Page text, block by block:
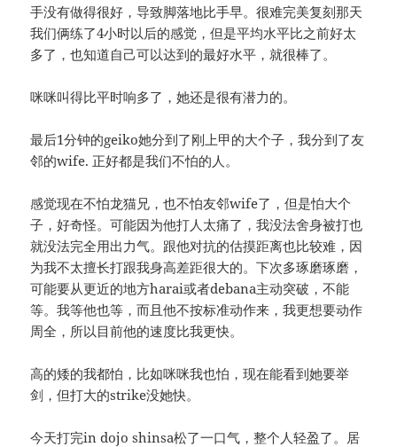
手没有做得很好，导致脚落地比手早。很难完美复刻那天
我们俩练了4小时以后的感觉，但是平均水平比之前好太
多了，也知道自己可以达到的最好水平，就很棒了。
咪咪叫得比平时响多了，她还是很有潜力的。
最后1分钟的geiko她分到了刚上甲的大个子，我分到了友
邻的wife. 正好都是我们不怕的人。
感觉现在不怕龙猫兄，也不怕友邻wife了，但是怕大个
子，好奇怪。可能因为他打人太痛了，我没法舍身被打也
就没法完全用出力气。跟他对抗的估摸距离也比较难，因
为我不太擅长打跟我身高差距很大的。下次多琢磨琢磨，
可能要从更近的地方harai或者debana主动突破，不能
等。我等他也等，而且他不按标准动作来，我更想要动作
周全，所以目前他的速度比我更快。
高的矮的我都怕，比如咪咪我也怕，现在能看到她要举
剑，但打大的strike没她快。
今天打完in dojo shinsa松了一口气，整个人轻盈了。居